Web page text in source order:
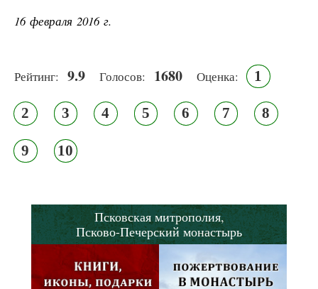
16 февраля 2016 г.
Рейтинг: 9.9 Голосов: 1680 Оценка: 1
2 3 4 5 6 7 8
9 10
Псковская митрополия,
Псково-Печерский монастырь